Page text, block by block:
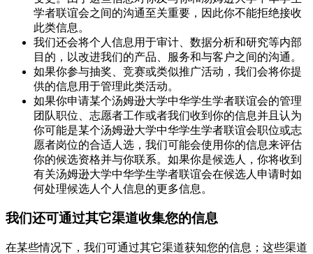
学者联谊会之间的沟通至关重要，因此你不能拒绝接收
此类信息。
我们还会将个人信息用于审计、数据分析和研究等内部
目的，以改进我们的产品、服务和与客户之间的沟通。
如果你参与抽奖、竞赛或类似推广活动，我们会将你提
供的信息用于管理此类活动。
如果你申请某个汤姆逊大学中华学生学者联谊会的管理
团队职位、志愿者工作或者我们收到你的信息并且认为
你可能是某个汤姆逊大学中华学生学者联谊会职位或志
愿者岗位的合适人选，我们可能会使用你的信息来评估
你的候选资格并与你联系。如果你是候选人，你将收到
有关汤姆逊大学中华学生学者联谊会在候选人申请时如
何处理候选人个人信息的更多信息。
我们还可通过其它渠道收集您的信息
在某些情况下，我们可通过其它渠道获知您的信息；这些渠道